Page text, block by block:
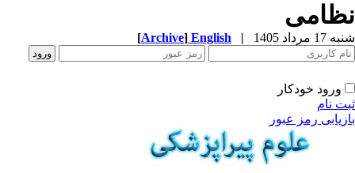
مرداد 1405 |
English
[Archive]
ورود خودکار
نام
رمز عبور